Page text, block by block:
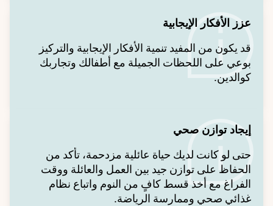
عزز الأفكار الإيجابية
قد يكون من المفيد تنمية الأفكار الإيجابية والتركيز
بوعي على اللحظات الجميلة مع أطفالك وتجاربك
كوالدين.
إيجاد توازن صحي
حتى لو كانت لديك حياة عائلية مزدحمة، تأكد من
الحفاظ على توازن جيد بين العمل والعائلة ووقت
الفراغ مع أخذ قسط كافٍ من النوم واتباع نظام
غذائي صحي وممارسة الرياضة.